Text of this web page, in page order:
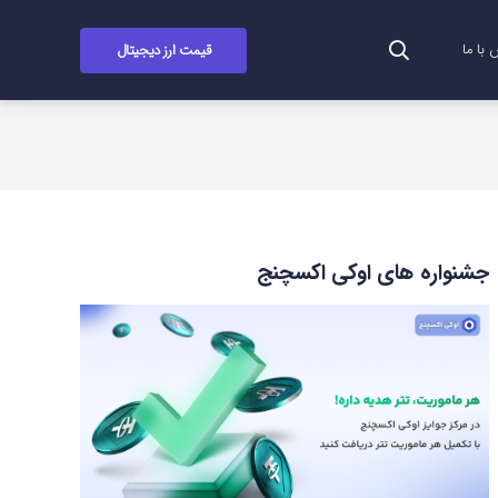
با ما قیمت ارز دیجیتال
جشنواره های اوکی اکسچنج